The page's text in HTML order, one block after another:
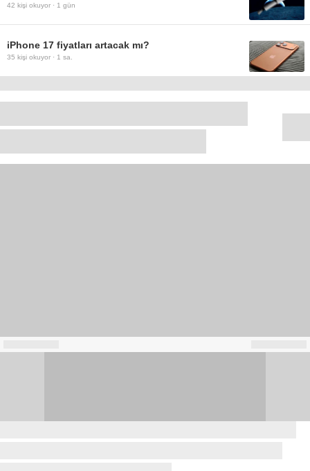
42 kişi okuyor · 1 gün
iPhone 17 fiyatları artacak mı?
35 kişi okuyor · 1 sa.